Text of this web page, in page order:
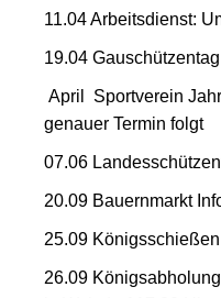
11.04 Arbeitsdienst:
19.04
April Sportverein
genauer Termin folgt
07.06
20.09 Bauernmarkt
25.09
26.09